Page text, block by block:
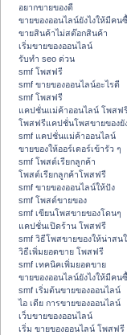
อยากขายของดี
ขายของออนไลน์ยังไงให้มีคน
ขายสินค้าไม่สต๊อกสินค้า
เริ่มขายของออนไลน์
รับทำ seo ด่วน
smf โพสฟรี
smf ขายของออนไลน์อะไรดี
smf โพสฟรี
แคปชั่นแม่ค้าออนไลน์ โพสฟ
โพสฟรีแคปชั่นโพสขายของยั
smf แคปชั่นแม่ค้าออนไลน์
ขายของให้ออร์เดอร์เข้ารัว ๆ
smf โพสต์เรียกลูกค้า
โพสต์เรียกลูกค้าโพสฟรี
smf ขายของออนไลน์ให้ปัง
smf โพสต์ขายของ
smf เขียนโพสขายของโดนๆ
แคปชั่นเปิดร้าน โพสฟรี
smf วิธีโพสขายของให้น่าสน
วิธีเพิ่มยอดขาย โพสฟรี
smf เทคนิคเพิ่มยอดขาย
ขายของออนไลน์ยังไงให้มีคน
smf เริ่มต้นขายของออนไลน์
ไอ เดีย การขายของออนไลน์
เว็บขายของออนไลน์
เริ่ม ขายของออนไลน์ โพสฟรี